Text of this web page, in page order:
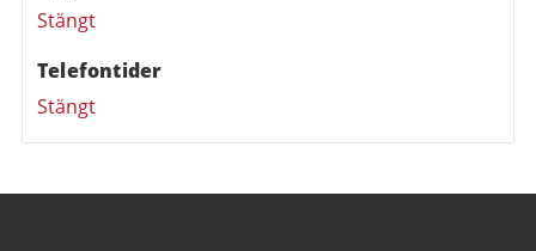
Stängt
Telefontider
Stängt